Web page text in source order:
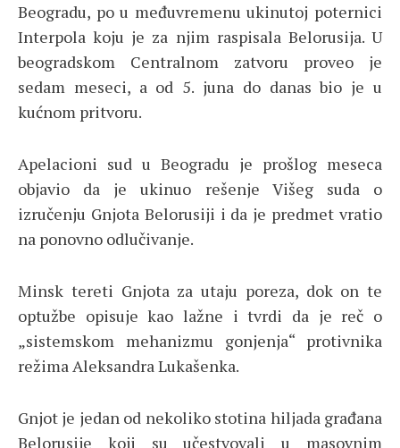
Beogradu, po u međuvremenu ukinutoj poternici
Interpola koju je za njim raspisala Belorusija. U
beogradskom Centralnom zatvoru proveo je
sedam meseci, a od 5. juna do danas bio je u
kućnom pritvoru.
Apelacioni sud u Beogradu je prošlog meseca
objavio da je ukinuo rešenje Višeg suda o
izručenju Gnjota Belorusiji i da je predmet vratio
na ponovno odlučivanje.
Minsk tereti Gnjota za utaju poreza, dok on te
optužbe opisuje kao lažne i tvrdi da je reč o
„sistemskom mehanizmu gonjenja“ protivnika
režima Aleksandra Lukašenka.
Gnjot je jedan od nekoliko stotina hiljada građana
Belorusije koji su učestvovali u masovnim